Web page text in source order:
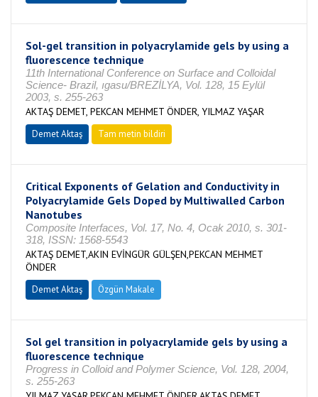
Sol-gel transition in polyacrylamide gels by using a
fluorescence technique
11th International Conference on Surface and Colloidal
Science- Brazil, ıgasu/BREZİLYA, Vol. 128, 15 Eylül
2003, s. 255-263
AKTAŞ DEMET, PEKCAN MEHMET ÖNDER, YILMAZ YAŞAR
Demet Aktaş Tam metin bildiri
Critical Exponents of Gelation and Conductivity in
Polyacrylamide Gels Doped by Multiwalled Carbon
Nanotubes
Composite Interfaces, Vol. 17, No. 4, Ocak 2010, s. 301-
318, ISSN: 1568-5543
AKTAŞ DEMET,AKIN EVİNGÜR GÜLŞEN,PEKCAN MEHMET
ÖNDER
Demet Aktaş Özgün Makale
Sol gel transition in polyacrylamide gels by using a
fluorescence technique
Progress in Colloid and Polymer Science, Vol. 128, 2004,
s. 255-263